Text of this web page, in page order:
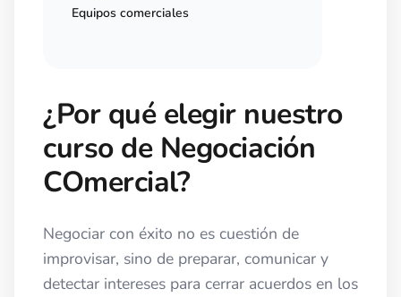
¿Por qué elegir nuestro
curso de Negociación
COmercial?
Negociar con éxito no es cuestión de
improvisar, sino de preparar, comunicar y
detectar intereses para cerrar acuerdos en los
Equipos comerciales